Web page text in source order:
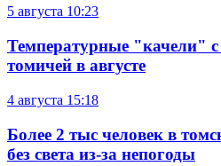
5 августа 10:23
Температурные "качели"
томичей в августе
4 августа 15:18
Более 2 тыс человек в
без света из-за непогоды